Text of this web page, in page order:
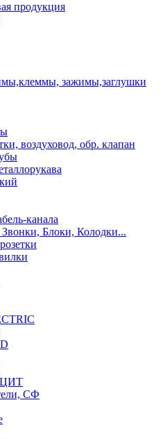
продукция
зажимы,заглушки
воздуховод, обр. клапан
канала
Блоки, Колодки...
СФ